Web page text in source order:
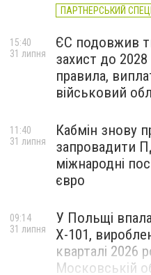
ПАРТНЕРСЬКИЙ
ЄС подовжив
захист до 2028
правила,
військовий
15:40
31 липня
Кабмін знову
запровадити
міжнародні
євро
11:40
31 липня
У Польщі
Х-101,
кварталі 2026
Московській
09:14
31 липня